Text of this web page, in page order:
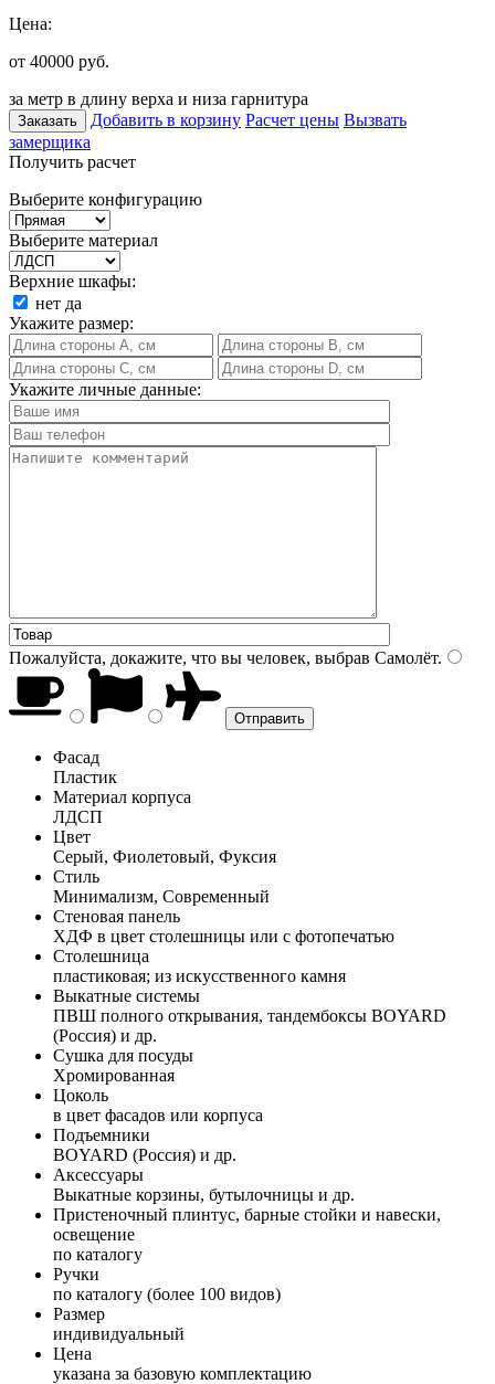
Цена:
от 40000 руб.
за метр в длину верха и низа гарнитура
Заказать Добавить в корзину Расчет цены Вызвать
замерщика
Получить расчет
Выберите конфигурацию
Выберите материал
Верхние шкафы:
нет да
Укажите размер:
Укажите личные данные:
Пожалуйста, докажите, что вы человек, выбрав Самолёт.
Фасад
Пластик
Материал корпуса
ЛДСП
Цвет
Серый, Фиолетовый, Фуксия
Стиль
Минимализм, Современный
Стеновая панель
ХДФ в цвет столешницы или с фотопечатью
Столешница
пластиковая; из искусственного камня
Выкатные системы
ПВШ полного открывания, тандембоксы BOYARD
(Россия) и др.
Сушка для посуды
Хромированная
Цоколь
в цвет фасадов или корпуса
Подъемники
BOYARD (Россия) и др.
Аксессуары
Выкатные корзины, бутылочницы и др.
Пристеночный плинтус, барные стойки и навески,
освещение
по каталогу
Ручки
по каталогу (более 100 видов)
Размер
индивидуальный
Цена
указана за базовую комплектацию